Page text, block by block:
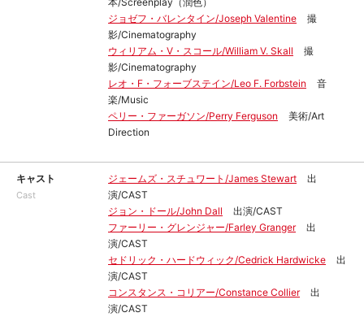
ジョゼフ・バレンタイン/Joseph Valentine
撮
影/Cinematography
ウィリアム・V・スコール/William V. Skall
撮
影/Cinematography
レオ・F・フォーブステイン/Leo F. Forbstein
音
楽/Music
ペリー・ファーガソン/Perry Ferguson
美術/Art
Direction
キャスト
Cast
ジェームズ・スチュワート/James Stewart
出
演/CAST
ジョン・ドール/John Dall
出演/CAST
ファーリー・グレンジャー/Farley Granger
出
演/CAST
セドリック・ハードウィック/Cedrick Hardwicke
出
演/CAST
コンスタンス・コリアー/Constance Collier
出
演/CAST